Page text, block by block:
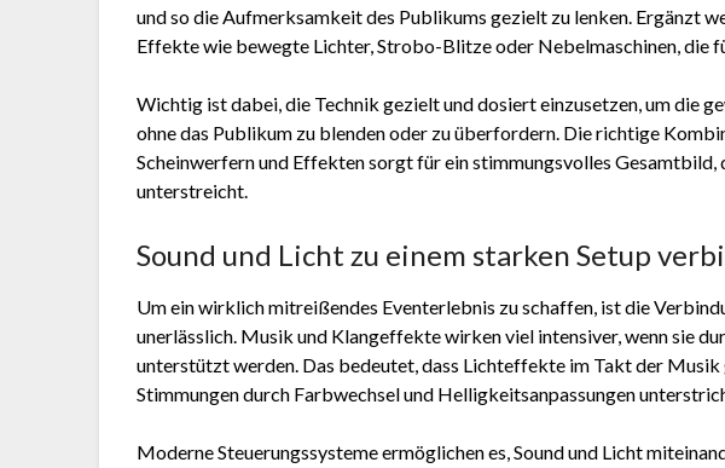
und so die Aufmerksamkeit des Publikums gezielt zu lenken. Ergänzt
Effekte wie bewegte Lichter, Strobo-Blitze oder Nebelmaschinen, die
Wichtig ist dabei, die Technik gezielt und dosiert einzusetzen, um die
ohne das Publikum zu blenden oder zu überfordern. Die richtige
Scheinwerfern und Effekten sorgt für ein stimmungsvolles Gesamtbild,
unterstreicht.
Sound und Licht zu einem starken Setup
Um ein wirklich mitreißendes Eventerlebnis zu schaffen, ist die
unerlässlich. Musik und Klangeffekte wirken viel intensiver, wenn sie
unterstützt werden. Das bedeutet, dass Lichteffekte im Takt der
Stimmungen durch Farbwechsel und Helligkeitsanpassungen
Moderne Steuerungssysteme ermöglichen es, Sound und Licht